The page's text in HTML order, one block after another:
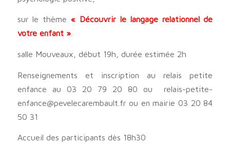
sur le thème « Découvrir le langage relationnel de
votre enfant ».
salle Mouveaux, début 19h, durée estimée 2h
Renseignements et inscription au relais petite
enfance au 03 20 79 20 80 ou relais-petite-
enfance@pevelecarembault.fr ou en mairie 03 20 84
50 31
Accueil des participants dès 18h30